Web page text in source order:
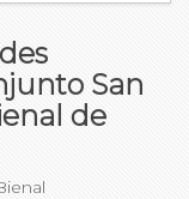
San
de